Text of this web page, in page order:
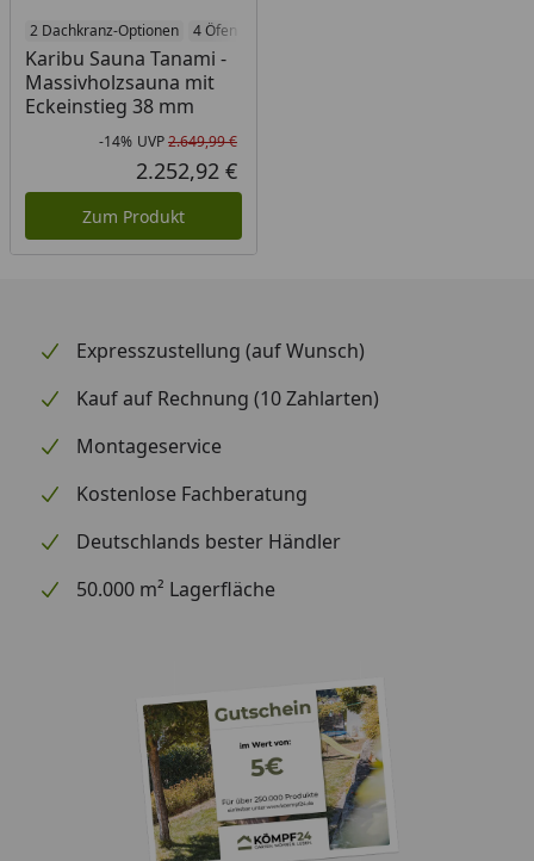
2 Dachkranz-Optionen 4 Öfen
Karibu Sauna Tanami -
Massivholzsauna mit
Eckeinstieg 38 mm
Rabatt in Prozent
-14%
Ursprünglicher Preis
UVP2.649,99 €
Aktueller Preis
2.252,92 €
Zum Produkt
Expresszustellung (auf Wunsch)
Kauf auf Rechnung (10 Zahlarten)
Montageservice
Kostenlose Fachberatung
Deutschlands bester Händler
50.000 m² Lagerfläche